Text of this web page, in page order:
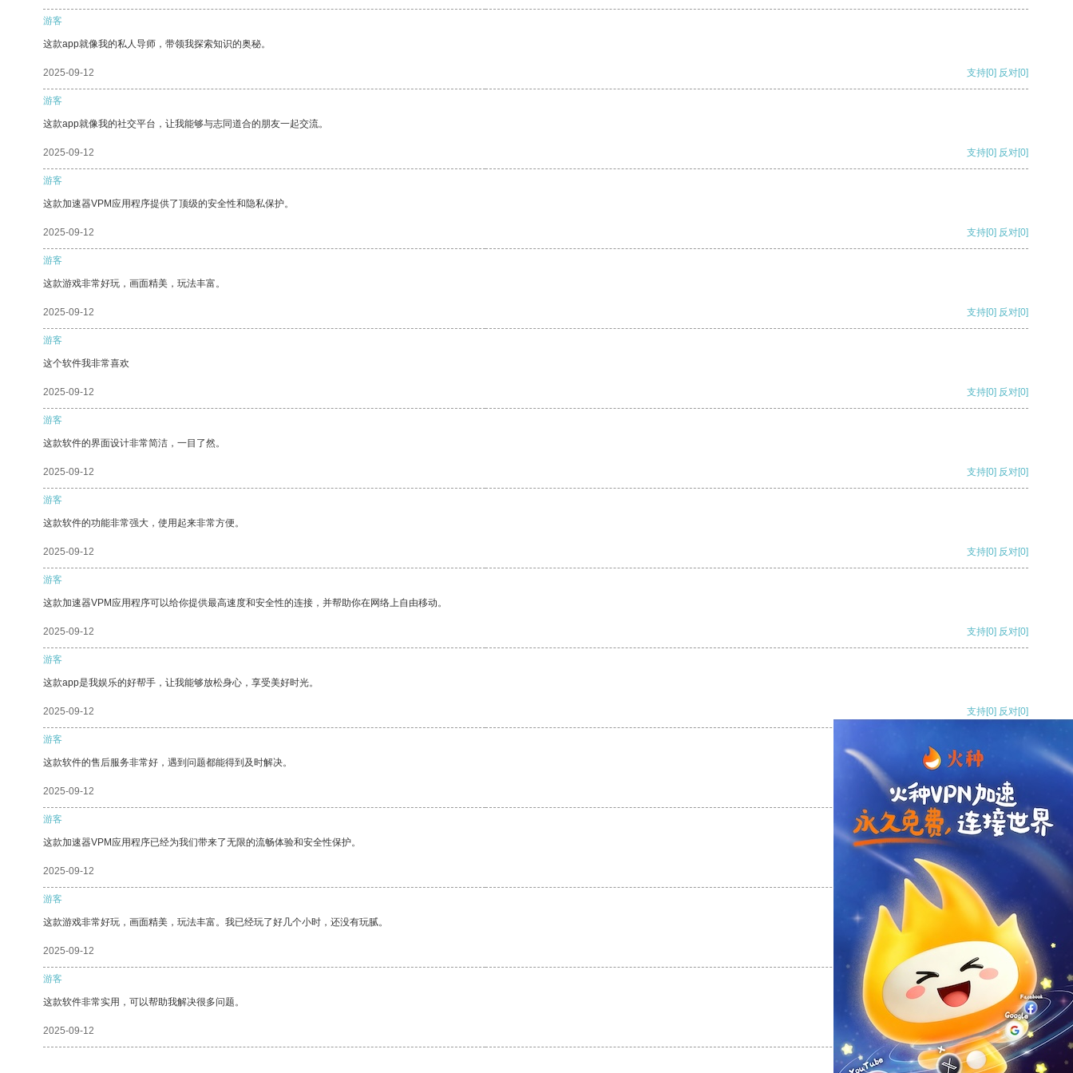
游客
这款app就像我的私人导师，带领我探索知识的奥秘。
2025-09-12 支持[0] 反对[0]
游客
这款app就像我的社交平台，让我能够与志同道合的朋友一起交流。
2025-09-12 支持[0] 反对[0]
游客
这款加速器VPM应用程序提供了顶级的安全性和隐私保护。
2025-09-12 支持[0] 反对[0]
游客
这款游戏非常好玩，画面精美，玩法丰富。
2025-09-12 支持[0] 反对[0]
游客
这个软件我非常喜欢
2025-09-12 支持[0] 反对[0]
游客
这款软件的界面设计非常简洁，一目了然。
2025-09-12 支持[0] 反对[0]
游客
这款软件的功能非常强大，使用起来非常方便。
2025-09-12 支持[0] 反对[0]
游客
这款加速器VPM应用程序可以给你提供最高速度和安全性的连接，并帮助你在网络上自由移动。
2025-09-12 支持[0] 反对[0]
游客
这款app是我娱乐的好帮手，让我能够放松身心，享受美好时光。
2025-09-12 支持[0] 反对[0]
游客
这款软件的售后服务非常好，遇到问题都能得到及时解决。
2025-09-12 支持[0] 反对
游客
这款加速器VPM应用程序已经为我们带来了无限的流畅体验和安全性保护。
2025-09-12 支持
游客
这款游戏非常好玩，画面精美，玩法丰富。我已经玩了好几个小时，还没有玩腻。
2025-09-12 反对 [0]
游客
这款软件非常实用，可以帮助我解决很多问题。
2025-09-12 支持[0] 反对[0]